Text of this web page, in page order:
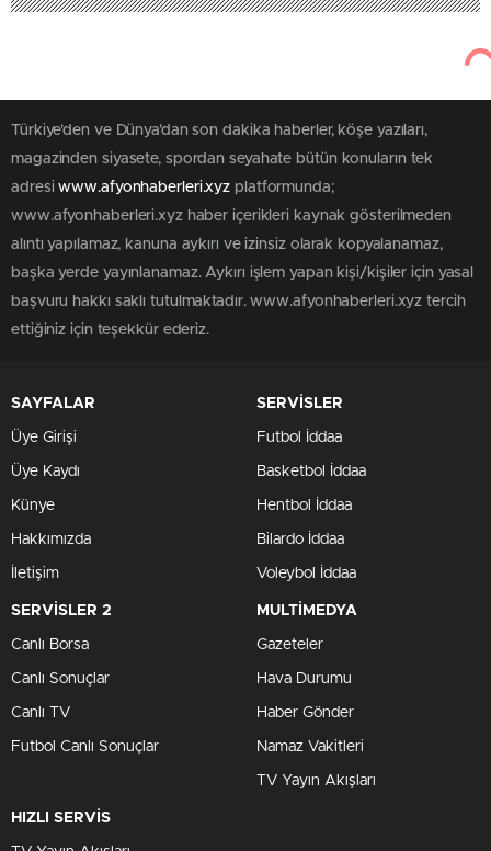
Türkiye'den ve Dünya’dan son dakika haberler, köşe yazıları,
magazinden siyasete, spordan seyahate bütün konuların tek
adresiwww.afyonhaberleri.xyz platformunda;
www.afyonhaberleri.xyz haber içerikleri kaynak gösterilmeden
alıntı yapılamaz, kanuna aykırı ve izinsiz olarak kopyalanamaz,
başka yerde yayınlanamaz. Aykırı işlem yapan kişi/kişiler için yasal
başvuru hakkı saklı tutulmaktadır. www.afyonhaberleri.xyz tercih
ettiğiniz için teşekkür ederiz.
SAYFALAR
Üye Girişi
Üye Kaydı
Künye
Hakkımızda
İletişim
SERVİSLER
Futbol İddaa
Basketbol İddaa
Hentbol İddaa
Bilardo İddaa
Voleybol İddaa
SERVİSLER 2
Canlı Borsa
Canlı Sonuçlar
Canlı TV
Futbol Canlı Sonuçlar
MULTİMEDYA
Gazeteler
Hava Durumu
Haber Gönder
Namaz Vakitleri
TV Yayın Akışları
HIZLI SERVİS